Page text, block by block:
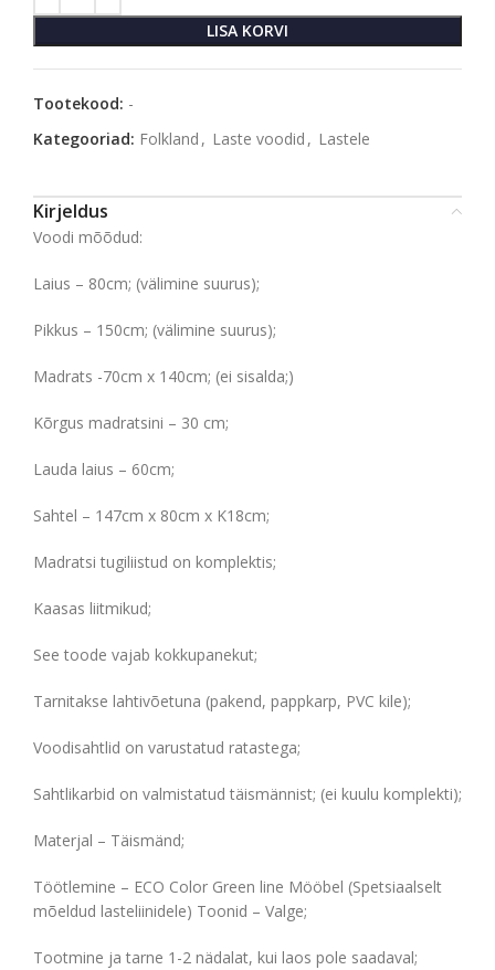
LISA KORVI
Tootekood: -
Kategooriad: Folkland , Laste voodid , Lastele
Kirjeldus
Voodi mõõdud:
Laius – 80cm; (välimine suurus);
Pikkus – 150cm; (välimine suurus);
Madrats -70cm x 140cm; (ei sisalda;)
Kõrgus madratsini – 30 cm;
Lauda laius – 60cm;
Sahtel – 147cm x 80cm x K18cm;
Madratsi tugiliistud on komplektis;
Kaasas liitmikud;
See toode vajab kokkupanekut;
Tarnitakse lahtivõetuna (pakend, pappkarp, PVC kile);
Voodisahtlid on varustatud ratastega;
Sahtlikarbid on valmistatud täismännist; (ei kuulu komplekti);
Materjal – Täismänd;
Töötlemine – ECO Color Green line Mööbel (Spetsiaalselt
mõeldud lasteliinidele) Toonid – Valge;
Tootmine ja tarne 1-2 nädalat, kui laos pole saadaval;